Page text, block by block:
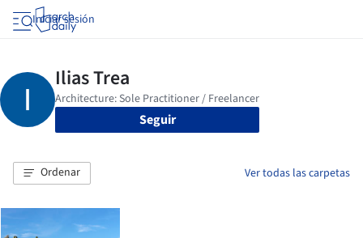
Iniciar sesión
Seguir
Ordenar Ver todas las carpetas